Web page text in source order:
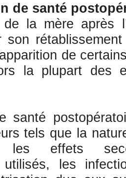
de santé
de la mère après
son
de
la plupart des
santé
tels que la
les effets
utilisés, les